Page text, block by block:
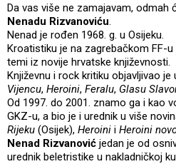
Da vas više ne zamajavam, odmah
Nenadu Rizvanoviću.
Nenad je rođen 1968. g. u Osijeku.
Kroatistiku je na zagrebačkom FF-
temi iz novije hrvatske književnosti.
Književnu i rock kritiku objavljivao je
Vijencu, Heroini, Feralu, Glasu
Od 1997. do 2001. znamo ga i kao
GKZ-u, a bio je i urednik u više
Rijeku (Osijek), Heroini i Heroini
Nenad Rizvanović jedan je od
urednik beletristike u nakladničkoj